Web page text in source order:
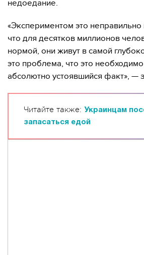
недоедание.
«Экспериментом это
что для десятков миллионов
нормой, они живут в самой
это проблема, что это
абсолютно устоявшийся факт», —
Читайте также: Украинцам
запасаться едой